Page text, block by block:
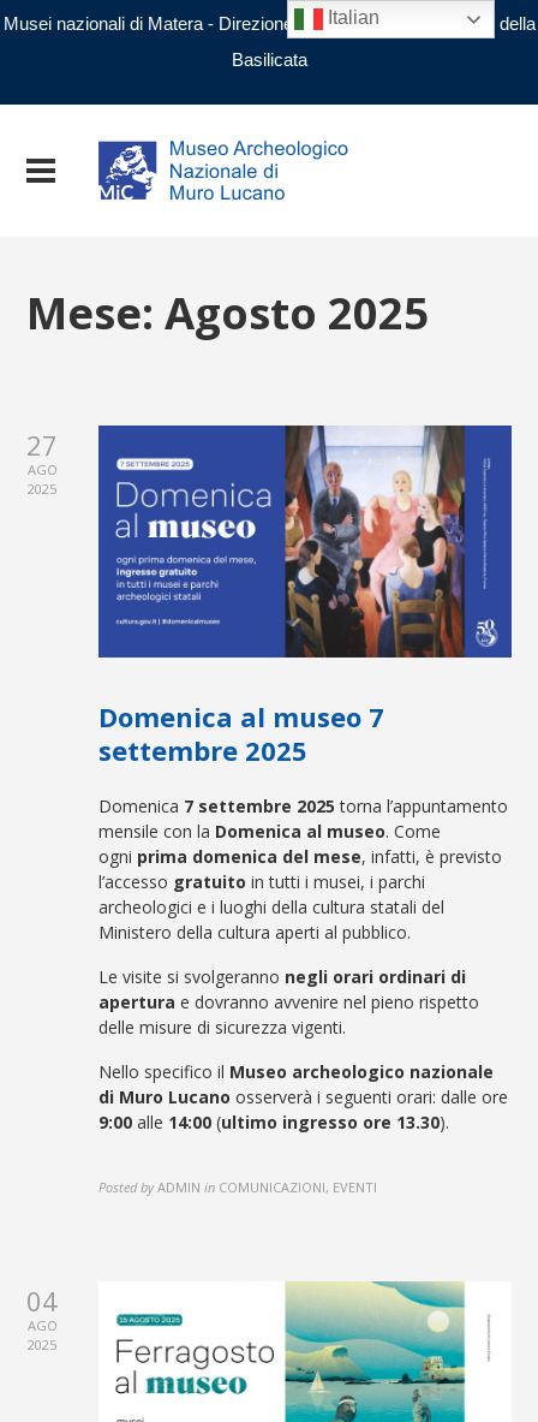
Musei nazionali di Matera - Direzione regionale Musei nazionali della
Basilicata
Mese:Agosto 2025
27
AGO
2025
Domenica al museo 7
settembre 2025
Domenica 7 settembre 2025 torna l’appuntamento
mensile con la Domenica al museo. Come
ogni prima domenica del mese, infatti, è previsto
l’accesso gratuitoin tutti i musei, i parchi
archeologici e i luoghi della cultura statali del
Ministero della cultura aperti al pubblico.
Le visite si svolgeranno negli orari ordinari di
apertura e dovranno avvenire nel pieno rispetto
delle misure di sicurezza vigenti.
Nello specifico il Museo archeologico nazionale
di Muro Lucanoosserverà i seguenti orari: dalle ore
9:00 alle 14:00 (ultimo ingresso ore 13.30).
Posted by ADMIN in COMUNICAZIONI, EVENTI
04
AGO
2025
Italian